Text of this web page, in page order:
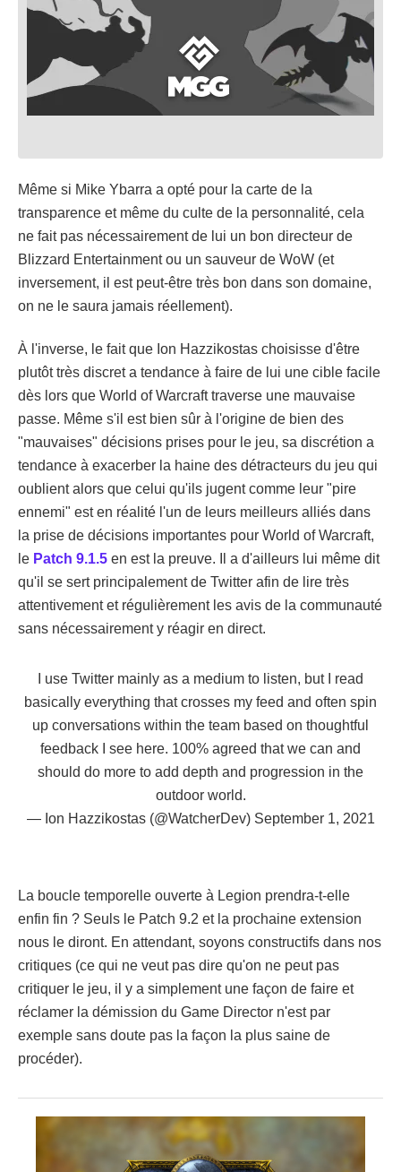
Même si Mike Ybarra a opté pour la carte de la
transparence et même du culte de la personnalité, cela
ne fait pas nécessairement de lui un bon directeur de
Blizzard Entertainment ou un sauveur de WoW (et
inversement, il est peut-être très bon dans son domaine,
on ne le saura jamais réellement).
À l'inverse, le fait que Ion Hazzikostas choisisse d'être
plutôt très discret a tendance à faire de lui une cible facile
dès lors que World of Warcraft traverse une mauvaise
passe. Même s'il est bien sûr à l'origine de bien des
"mauvaises" décisions prises pour le jeu, sa discrétion a
tendance à exacerber la haine des détracteurs du jeu qui
oublient alors que celui qu'ils jugent comme leur "pire
ennemi" est en réalité l'un de leurs meilleurs alliés dans
la prise de décisions importantes pour World of Warcraft,
le Patch 9.1.5 en est la preuve. Il a d'ailleurs lui même dit
qu'il se sert principalement de Twitter afin de lire très
attentivement et régulièrement les avis de la communauté
sans nécessairement y réagir en direct.
I use Twitter mainly as a medium to listen, but I read
basically everything that crosses my feed and often spin
up conversations within the team based on thoughtful
feedback I see here. 100% agreed that we can and
should do more to add depth and progression in the
outdoor world.
— Ion Hazzikostas (@WatcherDev) September 1, 2021
La boucle temporelle ouverte à Legion prendra-t-elle
enfin fin ? Seuls le Patch 9.2 et la prochaine extension
nous le diront. En attendant, soyons constructifs dans nos
critiques (ce qui ne veut pas dire qu'on ne peut pas
critiquer le jeu, il y a simplement une façon de faire et
réclamer la démission du Game Director n'est par
exemple sans doute pas la façon la plus saine de
procéder).